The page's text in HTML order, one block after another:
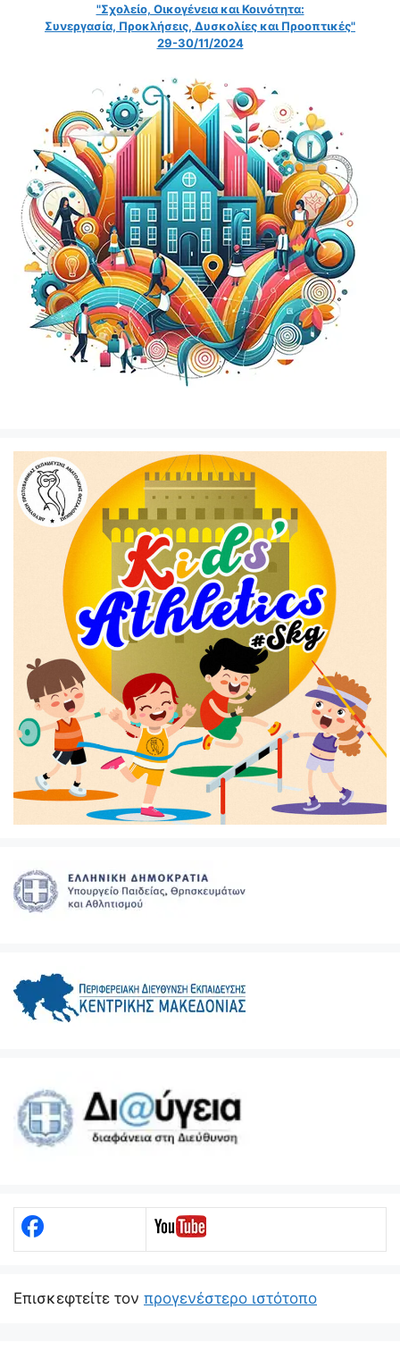
"Σχολείο, Οικογένεια και Κοινότητα:
Συνεργασία, Προκλήσεις, Δυσκολίες και Προοπτικές"
29-30/11/2024
Eπισκεφτείτε τον προγενέστερο ιστότοπο